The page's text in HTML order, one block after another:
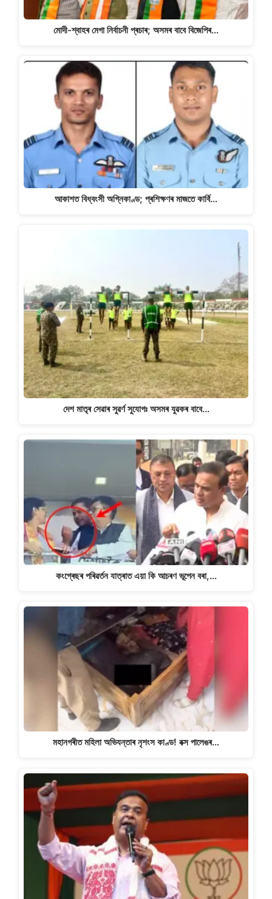
মোদী-শ্বাহৰ মেগা নিৰ্বাচনী প্ৰচাৰ; অসমৰ বাবে বিজেপিৰ…
আকাশত বিধ্বংসী অগ্নিকাণ্ড; প্ৰশিক্ষণৰ মাজতে কাৰ্বি…
দেশ মাতৃৰ সেৱাৰ সুৱৰ্ণ সুযোগঃ অসমৰ যুৱকৰ বাবে…
কংগ্ৰেছৰ পৰিৱৰ্তন যাত্ৰাত এয়া কি আচৰণ ভূপেন বৰা,…
মহানগৰীত মহিলা অভিযন্তাৰ নৃশংস কাণ্ড! বক্স পালেঙৰ…